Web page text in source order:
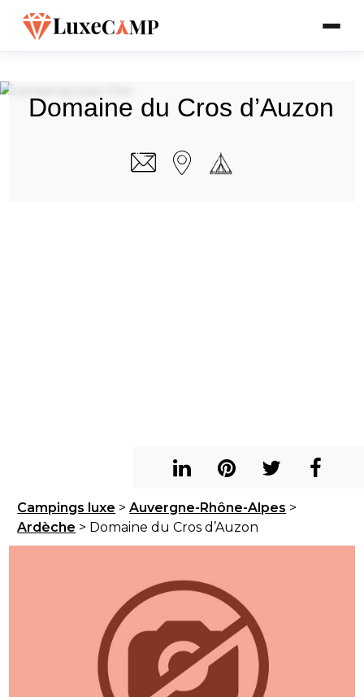
Domaine du Cros d’Auzon
Campings luxe >Auvergne-Rhône-Alpes >
Ardèche > Domaine du Cros d’Auzon